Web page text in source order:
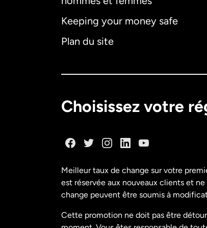
Keeping your money safe
Plan du site
Choisissez votre
Meilleur taux de change sur votre
est réservée aux nouveaux clients et
change peuvent être soumis à
Cette promotion ne doit pas être